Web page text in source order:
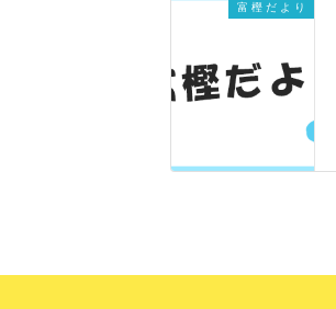
富 樫 だ よ り